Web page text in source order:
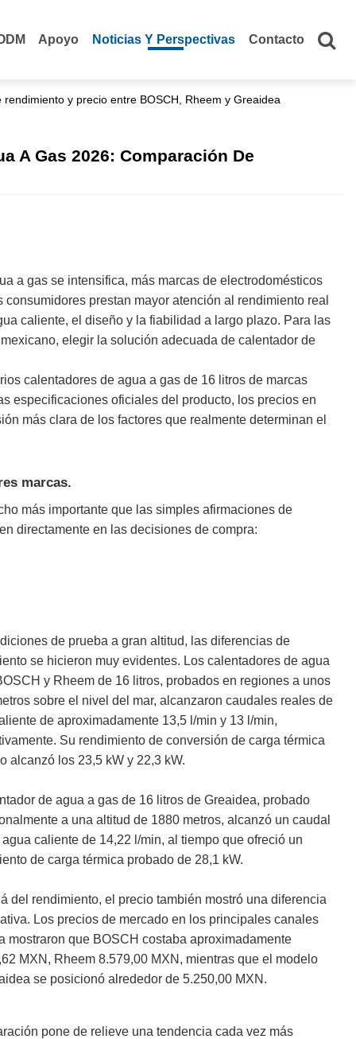
Apoyo Noticias Y Perspectivas Contacto
y precio entre BOSCH, Rheem y Greaidea
A Gas 2026: Comparación De
a gas se intensifica, más marcas de electrodomésticos
prestan mayor atención al rendimiento real
caliente, el diseño y la fiabilidad a largo plazo. Para las
elegir la solución adecuada de calentador de
calentadores de agua a gas de 16 litros de marcas
especificaciones oficiales del producto, los precios en
más clara de los factores que realmente determinan el
marcas.
más importante que las simples afirmaciones de
directamente en las decisiones de compra:
de prueba a gran altitud, las diferencias de
se hicieron muy evidentes. Los calentadores de agua
y Rheem de 16 litros, probados en regiones a unos
sobre el nivel del mar, alcanzaron caudales reales de
de aproximadamente 13,5 l/min y 13 l/min,
Su rendimiento de conversión de carga térmica
alcanzó los 23,5 kW y 22,3 kW.
de agua a gas de 16 litros de Greaidea, probado
a una altitud de 1880 metros, alcanzó un caudal
caliente de 14,22 l/min, al tiempo que ofreció un
de carga térmica probado de 28,1 kW.
del rendimiento, el precio también mostró una diferencia
Los precios de mercado en los principales canales
mostraron que BOSCH costaba aproximadamente
MXN, Rheem 8.579,00 MXN, mientras que el modelo
se posicionó alrededor de 5.250,00 MXN.
pone de relieve una tendencia cada vez más